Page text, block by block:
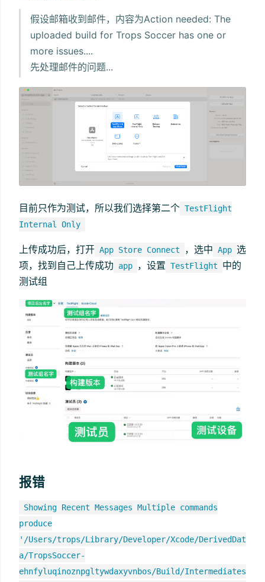
假设邮箱收到邮件，内容为Action needed: The
uploaded build for Trops Soccer has one or
more issues....
先处理邮件的问题...
目前只作为测试，所以我们选择第二个 TestFlight
Internal Only
上传成功后，打开 App Store Connect ，选中 App 选
项，找到自己上传成功
app ，设置 TestFlight
中的
测试组
报错
Showing Recent Messages Multiple commands
produce
'/Users/trops/Library/Developer/Xcode/DerivedDat
a/TropsSoccer-
ehnfyluqinoznpgltywdaxyvnbos/Build/Intermediates